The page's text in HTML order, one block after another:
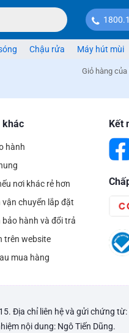
Chậu rửa Máy hút mùi
Giỏ hàng của
khác
hành
nơi khác rẻ hơn
vận chuyển lắp đặt
bảo hành và đổi trả
trên website
mua hàng
Kết
Địa chỉ liên hệ và gửi chứng
nội dung: Ngô Tiến Dũng.